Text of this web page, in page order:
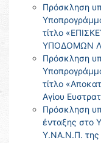
Πρόσκληση
τίτλο
ΥΠΟΔΟΜΩΝ
Πρόσκληση
τίτλο
Αγίου
Πρόσκληση
ένταξης στο
Υ.ΝΑ.Ν.Π. της